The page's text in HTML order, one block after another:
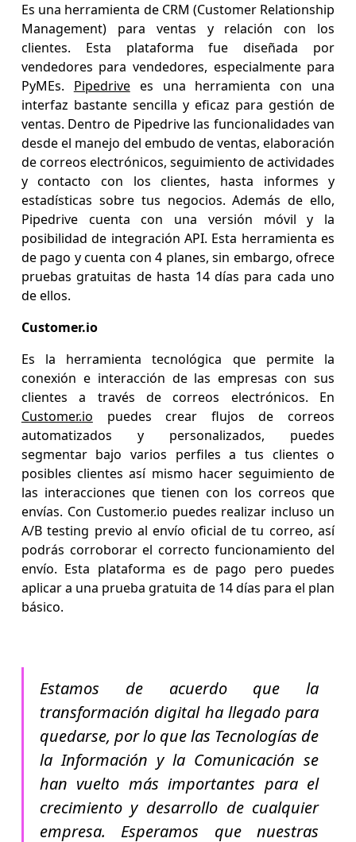
Es una herramienta de CRM (Customer Relationship
Management) para ventas y relación con los
clientes. Esta plataforma fue diseñada por
vendedores para vendedores, especialmente para
PyMEs. Pipedrivees una herramienta con una
interfaz bastante sencilla y eficaz para gestión de
ventas. Dentro de Pipedrive las funcionalidades van
desde el manejo del embudo de ventas, elaboración
de correos electrónicos, seguimiento de actividades
y contacto con los clientes, hasta informes y
estadísticas sobre tus negocios. Además de ello,
Pipedrive cuenta con una versión móvil y la
posibilidad de integración API. Esta herramienta es
de pago y cuenta con 4 planes, sin embargo, ofrece
pruebas gratuitas de hasta 14 días para cada uno
de ellos.
Customer.io
Es la herramienta tecnológica que permite la
conexión e interacción de las empresas con sus
clientes a través de correos electrónicos. En
Customer.io puedes crear flujos de correos
automatizados y personalizados, puedes
segmentar bajo varios perfiles a tus clientes o
posibles clientes así mismo hacer seguimiento de
las interacciones que tienen con los correos que
envías. Con Customer.io puedes realizar incluso un
A/B testing previo al envío oficial de tu correo, así
podrás corroborar el correcto funcionamiento del
envío. Esta plataforma es de pago pero puedes
aplicar a una prueba gratuita de 14 días para el plan
básico.
Estamos de acuerdo que la
transformación digital ha llegado para
quedarse, por lo que las Tecnologías de
la Información y la Comunicación se
han vuelto más importantes para el
crecimiento y desarrollo de cualquier
empresa. Esperamos que nuestras